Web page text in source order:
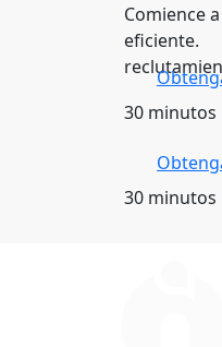
Comience
eficiente.
30 minutos
30 minutos